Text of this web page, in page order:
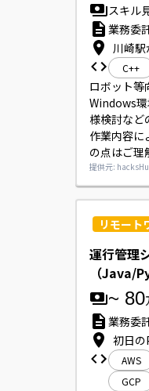
スキル
業務委
川崎駅
C++
ロボット等
Windows環
様検討など
作業内容に
の点はご理
提供元:
リモート
運行管理
（Java/
~ 80
業務委
初日の
AWS
GCP